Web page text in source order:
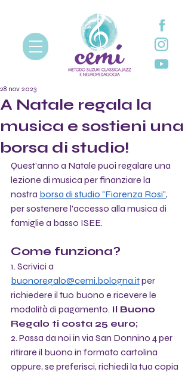
A Natale regala la
musica e sostieni una
borsa di studio!
28 nov 2023
Quest'anno a Natale puoi regalare una
lezione di musica per finanziare la
nostra borsa di studio "Fiorenza Rosi",
per sostenere l'accesso alla musica di
famiglie a basso ISEE.
Come funziona?
1. Scrivici a
buonoregalo@cemi.bologna.it per
richiedere il tuo buono e ricevere le
modalità di pagamento. Il Buono
Regalo ti costa 25 euro;
2. Passa da noi in via San Donnino 4 per
ritirare il buono in formato cartolina
oppure, se preferisci, richiedi la tua copia